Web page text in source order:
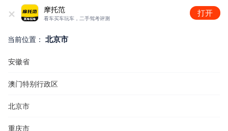
+ 摩托范
看车买车玩车，二手驾考评测
打开
当前位置： 北京市
安徽省
澳门特别行政区
北京市
重庆市